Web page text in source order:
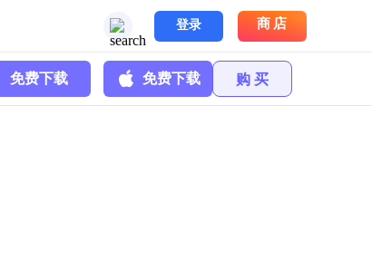
登录 商店
免费下载 免费下载 购 买